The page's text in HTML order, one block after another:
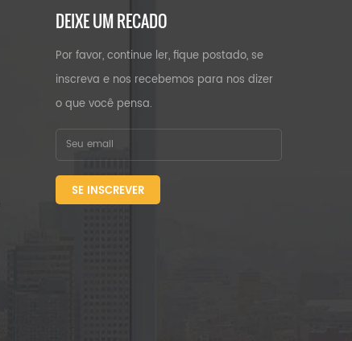
DEIXE UM RECADO
Por favor, continue ler, fique postado, se
inscreva e nos recebemos para nos dizer
o que você pensa.
SE INSCREVER